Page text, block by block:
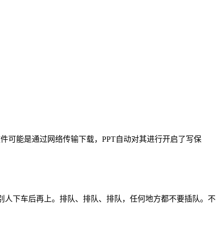
可能是通过网络传输下载，PPT自动对其进行开启了写保
下车后再上。排队、排队、排队，任何地方都不要插队。不